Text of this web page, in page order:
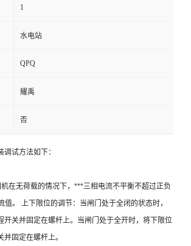
1
水电站
QPQ
耀禹
否
试方法如下：
在无荷载的情况下，***三相电流不平衡不超过正负
值。 上下限位的调节：当闸门处于全闭的状态时，
开关并固定在螺杆上。当闸门处于全开时，将下限位
固定在螺杆上。